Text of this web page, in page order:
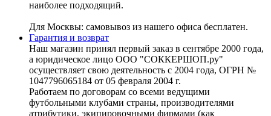
наиболее подходящий.
Для Москвы: самовывоз из нашего офиса бесплатен.
Гарантия и возврат
Наш магазин принял первый заказ в сентябре 2000 года,
а юридическое лицо ООО "СОККЕРШОП.ру"
осуществляет свою деятельность с 2004 года, ОГРН №
1047796065184 от 05 февраля 2004 г.
Работаем по договорам со всеми ведущими
футбольными клубами страны, производителями
атрибутики, экипировочными фирмами (как